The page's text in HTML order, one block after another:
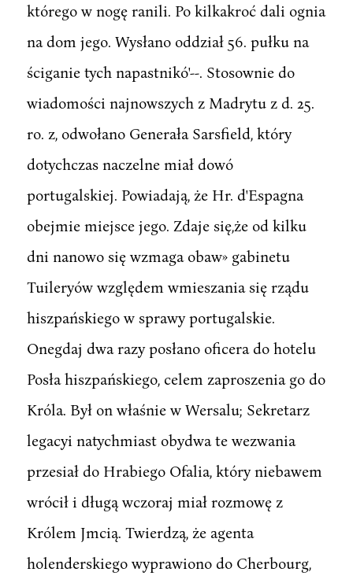
którego w nogę ranili. Po kilkakroć dali ognia
na dom jego. Wysłano oddział 56. pułku na
ściganie tych napastnikó'--. Stosownie do
wiadomości najnowszych z Madrytu z d. 25.
ro. z, odwołano Generała Sarsfield, który
dotychczas naczelne miał dowó
portugalskiej. Powiadają, że Hr. d'Espagna
obejmie miejsce jego. Zdaje się,że od kilku
dni nanowo się wzmaga obaw» gabinetu
Tuileryów względem wmieszania się rządu
hiszpańskiego w sprawy portugalskie.
Onegdaj dwa razy posłano oficera do hotelu
Posła hiszpańskiego, celem zaproszenia go do
Króla. Był on właśnie w Wersalu; Sekretarz
legacyi natychmiast obydwa te wezwania
przesiał do Hrabiego Ofalia, który niebawem
wrócił i długą wczoraj miał rozmowę z
Królem Jmcią. Twierdzą, że agenta
holenderskiego wyprawiono do Cherbourg,